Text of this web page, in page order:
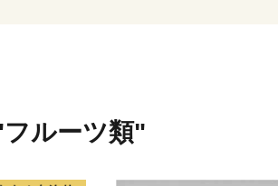
ルーツ類"